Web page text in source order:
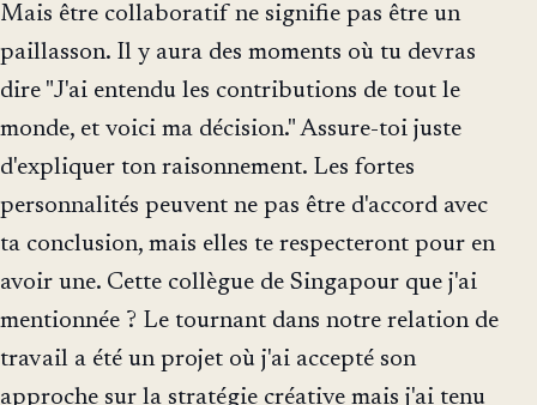
Mais être collaboratif ne signifie pas être un
paillasson. Il y aura des moments où tu devras
dire "J'ai entendu les contributions de tout le
monde, et voici ma décision." Assure-toi juste
d'expliquer ton raisonnement. Les fortes
personnalités peuvent ne pas être d'accord avec
ta conclusion, mais elles te respecteront pour en
avoir une. Cette collègue de Singapour que j'ai
mentionnée ? Le tournant dans notre relation de
travail a été un projet où j'ai accepté son
approche sur la stratégie créative mais j'ai tenu